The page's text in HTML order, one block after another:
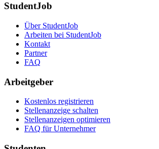
StudentJob
Über StudentJob
Arbeiten bei StudentJob
Kontakt
Partner
FAQ
Arbeitgeber
Kostenlos registrieren
Stellenanzeige schalten
Stellenanzeigen optimieren
FAQ für Unternehmer